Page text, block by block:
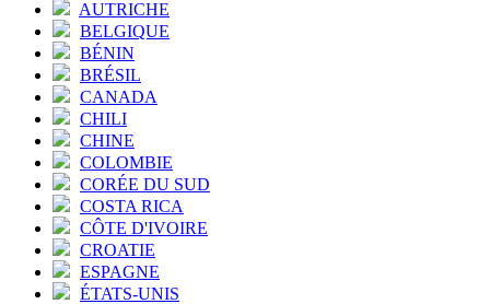
AUTRICHE
BELGIQUE
BÉNIN
BRÉSIL
CANADA
CHILI
CHINE
COLOMBIE
CORÉE DU SUD
COSTA RICA
CÔTE D'IVOIRE
CROATIE
ESPAGNE
ÉTATS-UNIS